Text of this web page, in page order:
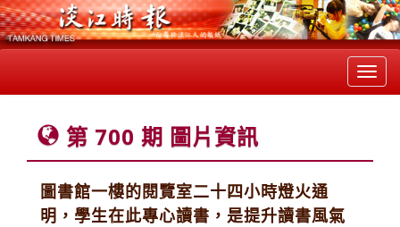
第 700 期 圖片資訊
圖書館一樓的閱覽室二十四小時燈火通
明，學生在此專心讀書，是提升讀書風氣